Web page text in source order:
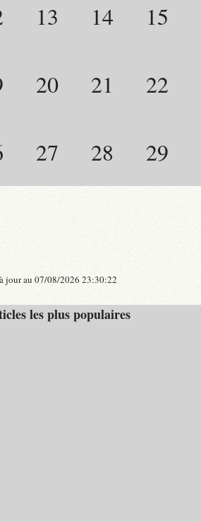
13 14 15
20 21 22
27 28 29
jour au 07/08/2026 23:30:22
les plus populaires